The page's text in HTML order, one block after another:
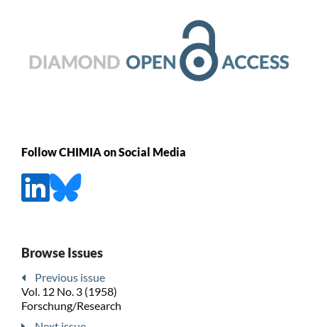
Follow CHIMIA on Social Media
Browse Issues
Previous issue
Vol. 12 No. 3 (1958)
Forschung/Research